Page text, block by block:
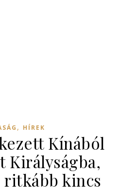
, HÍREK
Kínából
Királyságba,
ritkább kincs